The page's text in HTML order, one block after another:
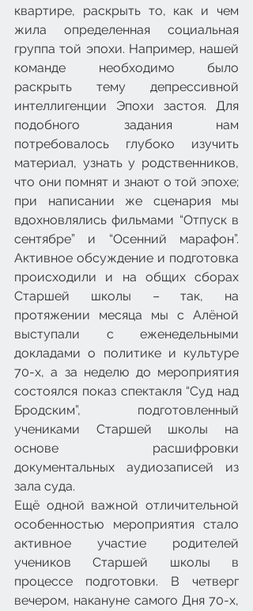
квартире, раскрыть то, как и чем
жила определенная социальная
группа той эпохи. Например, нашей
команде необходимо было
раскрыть тему депрессивной
интеллигенции Эпохи застоя. Для
подобного задания нам
потребовалось глубоко изучить
материал, узнать у родственников,
что они помнят и знают о той эпохе;
при написании же сценария мы
вдохновлялись фильмами “Отпуск в
сентябре” и “Осенний марафон”.
Активное обсуждение и подготовка
происходили и на общих сборах
Старшей школы – так, на
протяжении месяца мы с Алёной
выступали с еженедельными
докладами о политике и культуре
70-х, а за неделю до мероприятия
состоялся показ спектакля “Суд над
Бродским”, подготовленный
учениками Старшей школы на
основе расшифровки
документальных аудиозаписей из
зала суда.
Ещё одной важной отличительной
особенностью мероприятия стало
активное участие родителей
учеников Старшей школы в
процессе подготовки. В четверг
вечером, накануне самого Дня 70-х,